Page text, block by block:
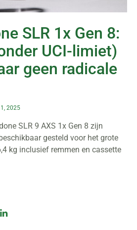
SLR 1x Gen 8:
UCI-limiet)
geen radicale
2025
SLR 9 AXS 1x Gen 8 zijn
gesteld voor het grote
kg inclusief remmen en cassette